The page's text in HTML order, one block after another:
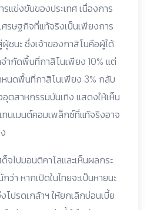
แข่งขันของประเทศ เนื่องการ
รษฐกิจที่แท้จริงเป็นเพียงการ
ชนะ ซึ่งเจ้าของกาสิโนคือผู้ได้
ำกัดพื้นที่กาสิโนเพียง 10% แต่
นดพื้นที่กาสิโนเพียง 3% กลับ
ตสาหกรรมบันเทิง แสดงให้เห็น
ทนเมนต์คอมเพล็กซ์ที่แท้จริงอาจ
จไปมอนติคาโลและเห็นผลกระ
า หากเปิดในไทยจะเป็นหายนะ
โปรดเกล้าฯ ให้ยกเลิกบ่อนเบี้ย